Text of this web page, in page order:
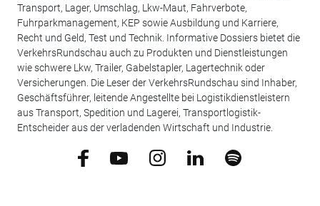
Transport, Lager, Umschlag, Lkw-Maut, Fahrverbote,
Fuhrparkmanagement, KEP sowie Ausbildung und Karriere,
Recht und Geld, Test und Technik. Informative Dossiers bietet die
VerkehrsRundschau auch zu Produkten und Dienstleistungen
wie schwere Lkw, Trailer, Gabelstapler, Lagertechnik oder
Versicherungen. Die Leser der VerkehrsRundschau sind Inhaber,
Geschäftsführer, leitende Angestellte bei Logistikdienstleistern
aus Transport, Spedition und Lagerei, Transportlogistik-
Entscheider aus der verladenden Wirtschaft und Industrie.